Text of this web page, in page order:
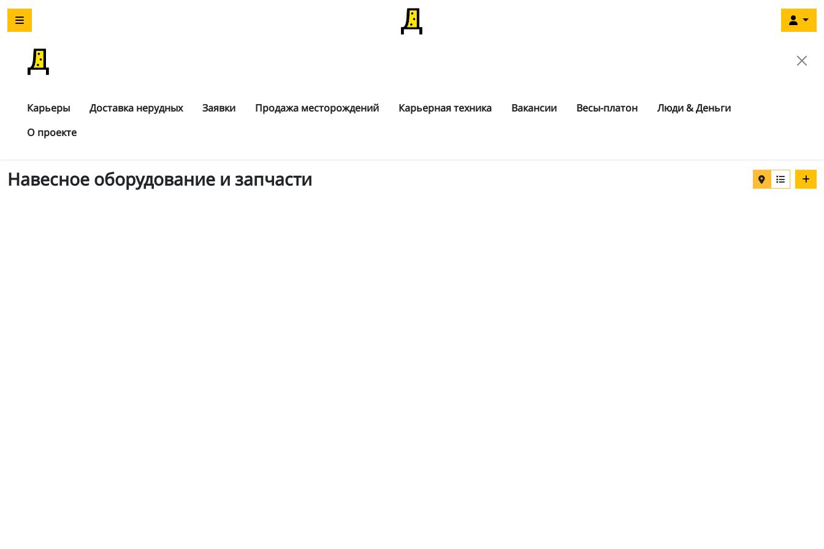
Карьеры Доставка нерудных Заявки Продажа месторождений Карьерная техника Вакансии Весы-платон
Люди & Деньги
О проекте
Навесное оборудование и запчасти